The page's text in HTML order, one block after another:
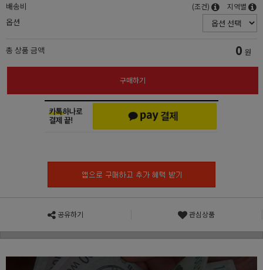
배송비 (조건) 지역별
옵션
총 상품 금액 0 원
구매하기
공유하기 관심상품